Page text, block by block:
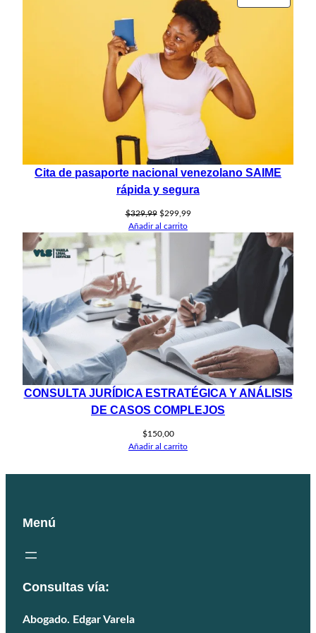
$279,00.
es:
$249,99.
EN
Cita de pasaporte nacional venezolano SAIME
rápida y segura
$329,99 El
precio
$299,99El
actual
$299,99.
Añadir al carrito
CONSULTA JURÍDICA ESTRATÉGICA Y ANÁLISIS
DE CASOS COMPLEJOS
$150,00
Añadir al carrito
Menú
Consultas vía:
Abogado. Edgar Varela